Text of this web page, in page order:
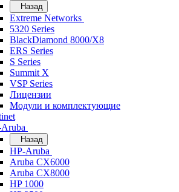
Назад
Extreme Networks
5320 Series
BlackDiamond 8000/X8
ERS Series
S Series
Summit X
VSP Series
Лицензии
Модули и комплектующие
Назад
HP-Aruba
Aruba CX6000
Aruba CX8000
HP 1000